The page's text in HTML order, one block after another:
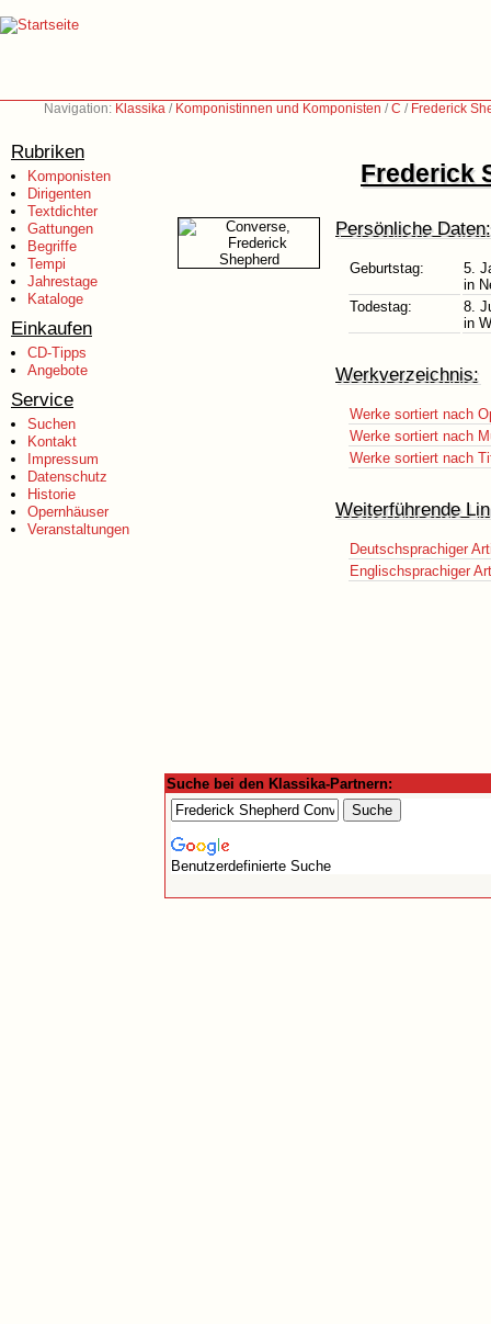
Navigation: Klassika / Komponistinnen und Komponisten /C / Frederick
Rubriken
Komponisten
Dirigenten
Textdichter
Gattungen
Begriffe
Tempi
Jahrestage
Kataloge
Einkaufen
CD-Tipps
Angebote
Service
Suchen
Kontakt
Impressum
Datenschutz
Historie
Opernhäuser
Veranstaltungen
Frederick
Persönliche Daten:
Geburtstag:
5.
in
Todestag:
8.
in
Werkverzeichnis:
Werke sortiert nach
Werke sortiert nach
Werke sortiert nach
Weiterführende
Deutschsprachiger
Englischsprachiger
Suche bei den Klassika-Partnern:
Benutzerdefinierte Suche